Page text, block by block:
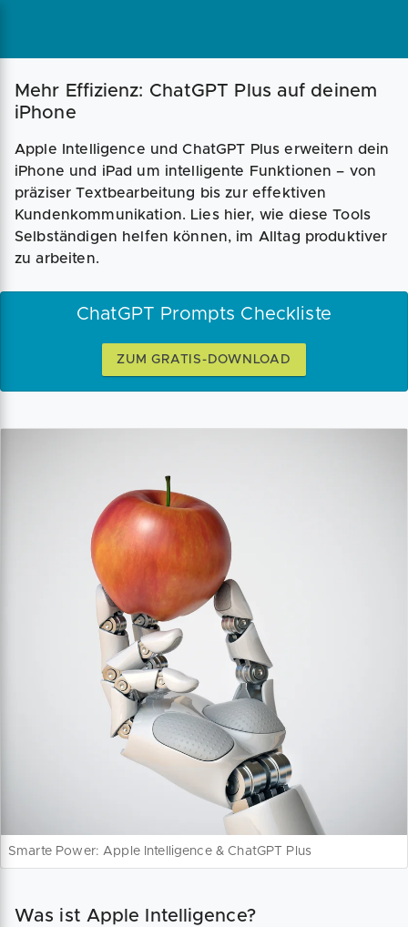
Mehr Effizienz: ChatGPT Plus auf deinem
iPhone
Apple Intelligence und ChatGPT Plus erweitern dein
iPhone und iPad um intelligente Funktionen – von
präziser Textbearbeitung bis zur effektiven
Kundenkommunikation. Lies hier, wie diese Tools
Selbständigen helfen können, im Alltag produktiver
zu arbeiten.
ChatGPT Prompts Checkliste
ZUM GRATIS-DOWNLOAD
Smarte Power: Apple Intelligence & ChatGPT Plus
Was ist Apple Intelligence?